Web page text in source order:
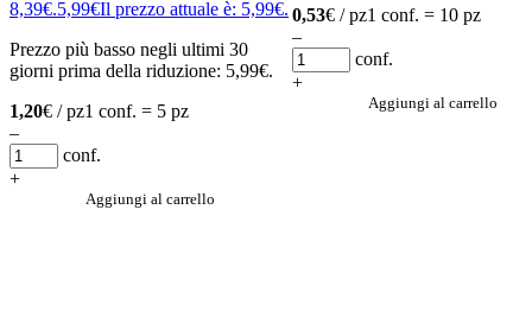
8,39€.5,99€Il prezzo attuale è: 5,99€.
Prezzo più basso negli ultimi 30
giorni prima della riduzione: 5,99€.
1,20€ / pz1 conf. = 5 pz
–
conf.
+
Aggiungi al carrello
0,53€ / pz1 conf. = 10 pz
–
conf.
+
Aggiungi al carrello